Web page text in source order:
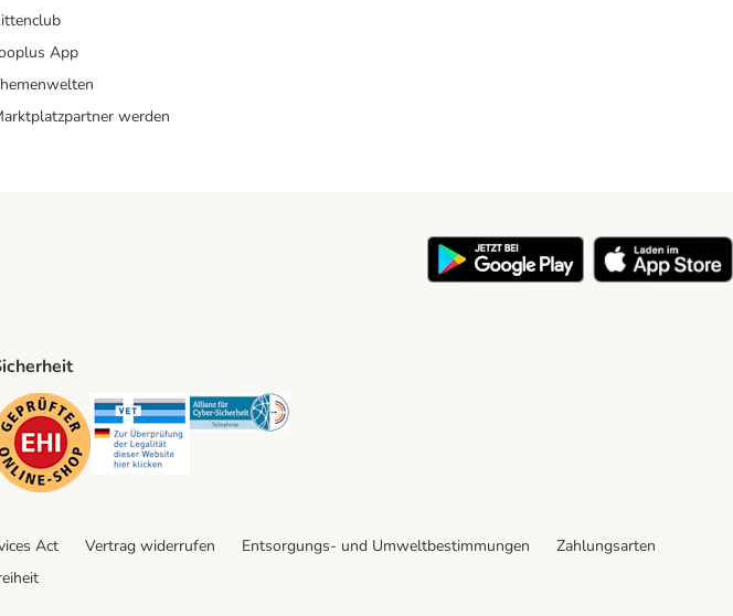
App
werden
Security Security Security
Act Vertrag widerrufen Entsorgungs- und Umweltbestimmungen
Zahlungsarten